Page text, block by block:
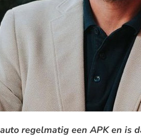
regelmatig een APK en is